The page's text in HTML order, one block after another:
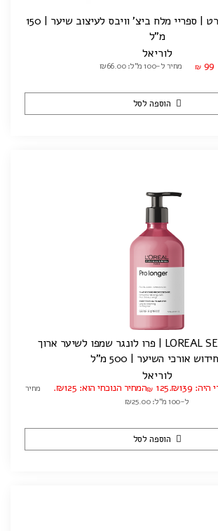
LOREAL טכני ארט | ספריי מלח ביצ' וויבס לעיצוב שיער | 150
מ"ל
לוריאל
₪ 99 מחיר ל-100 מ"ל: ₪66.00
הוספה לסל
LOREAL SERIE EXPERT | פרו לונגר שמפו לשיער ארוך
אורכי השיער | 500 מ"ל
לוריאל
₪139.
₪ 125 המחיר הנוכחי הוא: ₪125.
מחיר
ל-100 מ"ל: ₪25.00
הוספה לסל